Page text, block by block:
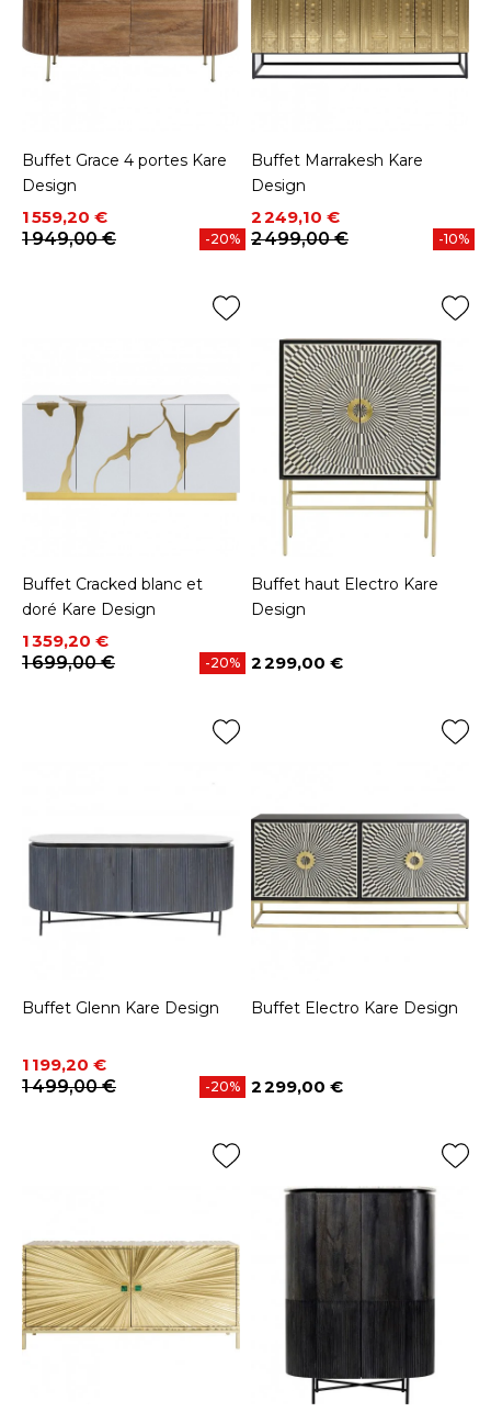
Buffet Grace 4 portes Kare
Design
Prix
1 559,20 €
Prix de base
1 949,00 €
-20%
Buffet Marrakesh Kare
Design
Prix
2 249,10 €
Prix de base
2 499,00 €
-10%
Buffet Cracked blanc et
doré Kare Design
Prix
1 359,20 €
Prix de base
1 699,00 €
-20%
Buffet haut Electro Kare
Design
Prix
2 299,00 €
Buffet Glenn Kare Design
Prix
1 199,20 €
Prix de base
1 499,00 €
-20%
Buffet Electro Kare Design
Prix
2 299,00 €